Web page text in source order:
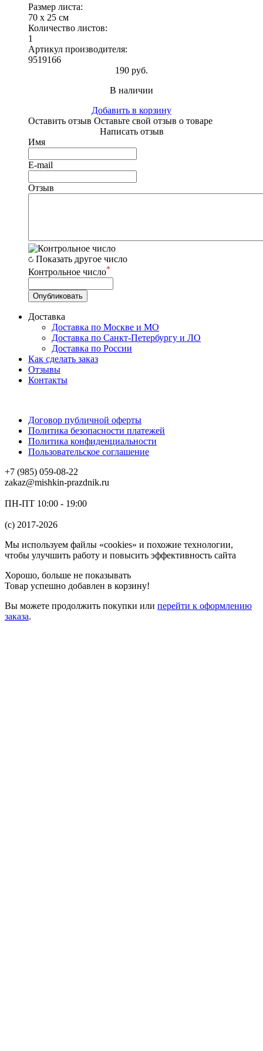
Размер листа:
70 х 25 см
Количество листов:
1
Артикул производителя:
9519166
190 руб.
В наличии
Добавить в корзину
Оставить отзыв Оставьте свой отзыв о товаре
Написать отзыв
Имя
E-mail
Отзыв
Показать другое число
Контрольное число*
Доставка
Доставка по Москве и МО
Доставка по Санкт-Петербургу и ЛО
Доставка по России
Как сделать заказ
Отзывы
Контакты
Договор публичной оферты
Политика безопасности платежей
Политика конфиденциальности
Пользовательское соглашение
+7 (985) 059-08-22
zakaz@mishkin-prazdnik.ru
ПН-ПТ 10:00 - 19:00
(c) 2017-2026
Мы используем файлы «cookies» и похожие технологии,
чтобы улучшить работу и повысить эффективность сайта
Хорошо, больше не показывать
Товар успешно добавлен в корзину!
Вы можете продолжить покупки или перейти к оформлению
заказа.